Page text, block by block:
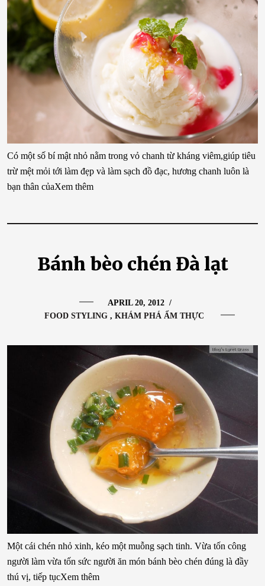
Có một số bí mật nhỏ nằm trong vỏ chanh từ kháng viêm,giúp tiêu
trừ mệt mỏi tới làm đẹp và làm sạch đồ đạc, hương chanh luôn là
bạn thân củaXem thêm
Bánh bèo chén Đà lạt
APRIL 20, 2012 /
FOOD STYLING
KHÁM PHÁ ẨM THỰC
Một cái chén nhỏ xinh, kéo một muỗng sạch tinh. Vừa tốn công
người làm vừa tốn sức người ăn món bánh bèo chén đúng là đầy
thú vị, tiếp tụcXem thêm